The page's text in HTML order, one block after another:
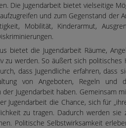
Die Jugendarbeit bietet vielseitige
und zum Gegenstand der
Mobilität, Kinderarmut,
bietet die Jugendarbeit Räume,
zu werden. So äußert sich
dass Jugendliche erfahren, dass
von Angeboten, Regeln und
der Jugendarbeit haben. Gemeinsam
Jugendarbeit die Chance, sich für
zu tragen. Dadurch werden sie
Politische Selbstwirksamkeit